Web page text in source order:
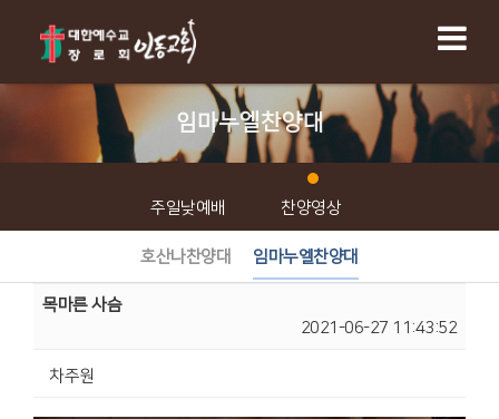
임마누엘찬양대
주일낮예배 찬양영상
호산나찬양대 임마누엘찬양대
목마른 사슴
2021-06-27 11:43:52
차주원